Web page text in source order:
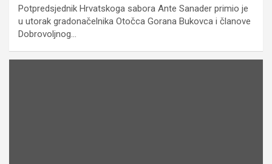
Potpredsjednik Hrvatskoga sabora Ante Sanader primio je
u utorak gradonačelnika Otočca Gorana Bukovca i članove
Dobrovoljnog…